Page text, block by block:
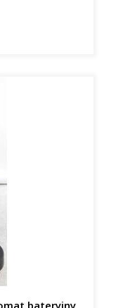
bateryjny